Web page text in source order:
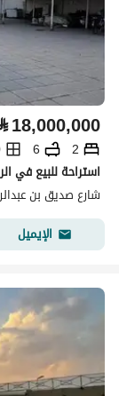
18,000,000
2
6
استراحة للبيع في
شارع صديق بن
الإيميل